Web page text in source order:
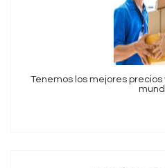
Tenemos los mejores